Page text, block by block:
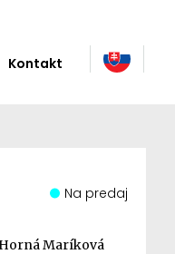
Kontakt
Na predaj
Maríková